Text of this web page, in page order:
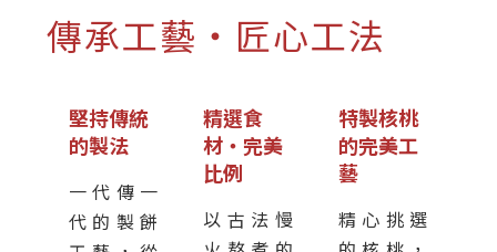
傳承工藝・匠心工法
堅持傳統
的製法
一代傳一
代的製餅
精選食
材・完美
比例
以古法慢
特製核桃
的完美工
藝
精心挑選